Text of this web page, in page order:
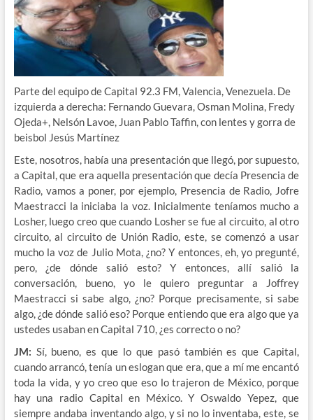
Parte del equipo de Capital 92.3 FM, Valencia, Venezuela. De
izquierda a derecha: Fernando Guevara, Osman Molina, Fredy
Ojeda+, Nelsón Lavoe, Juan Pablo Taffin, con lentes y gorra de
beisbol Jesús Martínez
Este, nosotros, había una presentación que llegó, por supuesto,
a Capital, que era aquella presentación que decía Presencia de
Radio, vamos a poner, por ejemplo, Presencia de Radio, Jofre
Maestracci la iniciaba la voz. Inicialmente teníamos mucho a
Losher, luego creo que cuando Losher se fue al circuito, al otro
circuito, al circuito de Unión Radio, este, se comenzó a usar
mucho la voz de Julio Mota, ¿no? Y entonces, eh, yo pregunté,
pero, ¿de dónde salió esto? Y entonces, allí salió la
conversación, bueno, yo le quiero preguntar a Joffrey
Maestracci si sabe algo, ¿no? Porque precisamente, si sabe
algo, ¿de dónde salió eso? Porque entiendo que era algo que ya
ustedes usaban en Capital 710, ¿es correcto o no?
JM: Sí, bueno, es que lo que pasó también es que Capital,
cuando arrancó, tenía un eslogan que era, que a mí me encantó
toda la vida, y yo creo que eso lo trajeron de México, porque
hay una radio Capital en México. Y Oswaldo Yepez, que
siempre andaba inventando algo, y si no lo inventaba, este, se